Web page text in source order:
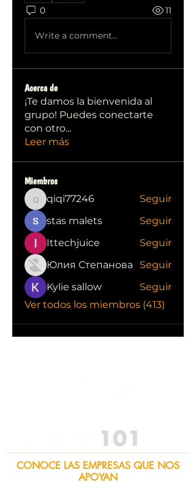
0 11
Write a comment...
Acerca de
¡Te damos la bienvenida al
grupo! Puedes conectarte
con otro...
Leer más
Miembros
qiqi77246
qiqi77246
Seguir
stas malets
Seguir
Ittechjuice
Seguir
Юлия Степанова
Seguir
Kylie sallow
Seguir
Ver todos los miembros (413)
CONOCE LAS EMPRESAS QUE NOS
APOYAN